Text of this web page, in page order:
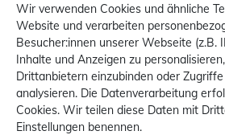
Wir verwenden Cookies und ähnliche
Website und verarbeiten
Besucher:innen unserer Webseite (z.B.
Inhalte und Anzeigen zu
Drittanbietern einzubinden oder
analysieren. Die Datenverarbeitung
Cookies. Wir teilen diese Daten mit
Einstellungen benennen.